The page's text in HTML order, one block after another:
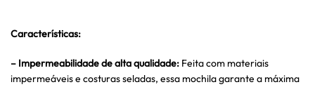
Características:
– Impermeabilidade de alta qualidade: Feita com materiais
impermeáveis e costuras seladas, essa mochila garante a máxima